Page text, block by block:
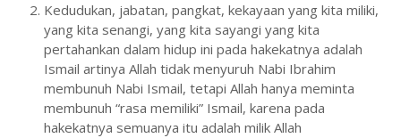
Kedudukan, jabatan, pangkat, kekayaan yang kita miliki,
yang kita senangi, yang kita sayangi yang kita
pertahankan dalam hidup ini pada hakekatnya adalah
Ismail artinya Allah tidak menyuruh Nabi Ibrahim
membunuh Nabi Ismail, tetapi Allah hanya meminta
membunuh “rasa memiliki” Ismail, karena pada
hakekatnya semuanya itu adalah milik Allah